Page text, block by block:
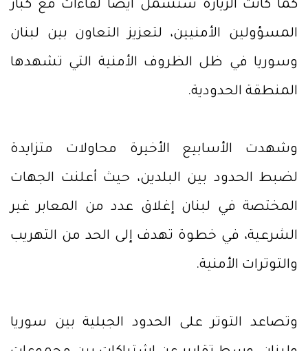
كما كانت الزيارة ستشمل أيضًا لقاءات مع كبار
المسؤولين الأمنيين، لتعزيز التعاون بين لبنان
وسوريا في ظل الظروف الأمنية التي تشهدها
المنطقة الحدودية.
وشهدت الأسابيع الأخيرة محاولات متزايدة
لضبط الحدود بين البلدين، حيث أعلنت الجهات
المختصة في لبنان إغلاق عدد من المعابر غير
الشرعية، في خطوة تهدف إلى الحد من التهريب
والتوترات الأمنية.
وتصاعد التوتر على الحدود الجبلية بين سوريا